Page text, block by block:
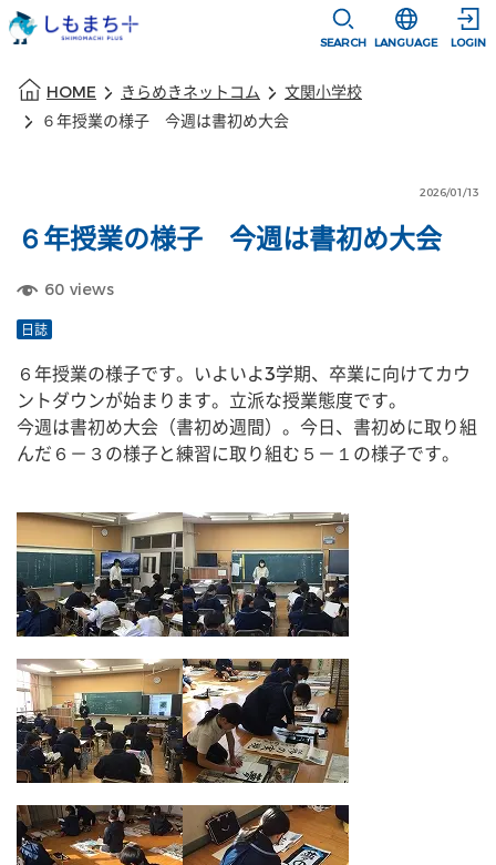
SEARCH
選択すると言
LANGUAGE LOGIN
HOME きらめきネットコム
文関小学校
６年授業の様子 今週は書初め大会
2026/01/13
６年授業の様子 今週は書初め大会
60 views
日誌
６年授業の様子です。いよいよ3学期、卒業に向けてカウ
ントダウンが始まります。立派な授業態度です。
今週は書初め大会（書初め週間）。今日、書初めに取り組
んだ６－３の様子と練習に取り組む５－１の様子です。